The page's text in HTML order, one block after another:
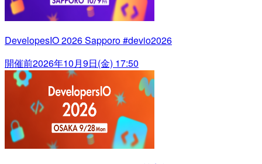
DevelopesIO 2026 Sapporo #devio2026
開催前2026年10月9日(金) 17:50